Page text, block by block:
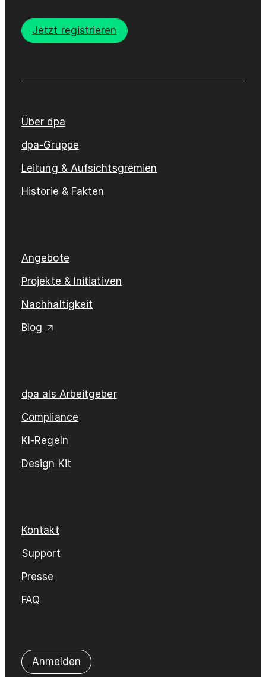
Jetzt registrieren
Über dpa
dpa-Gruppe
Leitung & Aufsichtsgremien
Historie & Fakten
Angebote
Projekte & Initiativen
Nachhaltigkeit
Blog
dpa als Arbeitgeber
Compliance
KI-Regeln
Design Kit
Kontakt
Support
Presse
FAQ
Anmelden